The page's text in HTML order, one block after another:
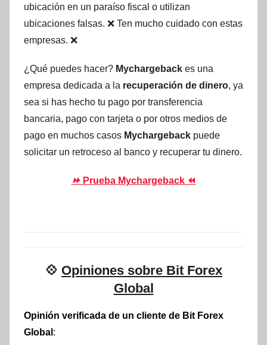
ubicación en un paraíso fiscal o utilizan
ubicaciones falsas. ❌ Ten mucho cuidado con estas
empresas. ❌
¿Qué puedes hacer? Mychargeback es una
empresa dedicada a la recuperación de dinero, ya
sea si has hecho tu pago por transferencia
bancaria, pago con tarjeta o por otros medios de
pago en muchos casos Mychargeback puede
solicitar un retroceso al banco y recuperar tu dinero.
⏩ Prueba Mychargeback ⏪
💠 Opiniones sobre Bit Forex
Global
Opinión verificada de un cliente de Bit Forex
Global :